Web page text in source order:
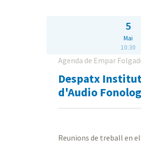
5
Mai
10:30
Agenda de Empar
Despatx
d'Audio
Reunions de treball en el